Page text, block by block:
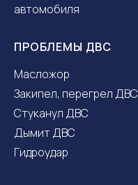
автомобиля
ПРОБЛЕМЫ ДВС
Масложор
Закипел, перегрел ДВС
Стуканул ДВС
Дымит ДВС
Гидроудар